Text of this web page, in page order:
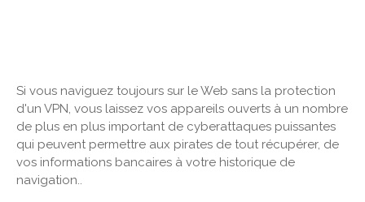
Si vous naviguez toujours sur le Web sans la protection
d'un VPN, vous laissez vos appareils ouverts à un nombre
de plus en plus important de cyberattaques puissantes
qui peuvent permettre aux pirates de tout récupérer, de
vos informations bancaires à votre historique de
navigation..